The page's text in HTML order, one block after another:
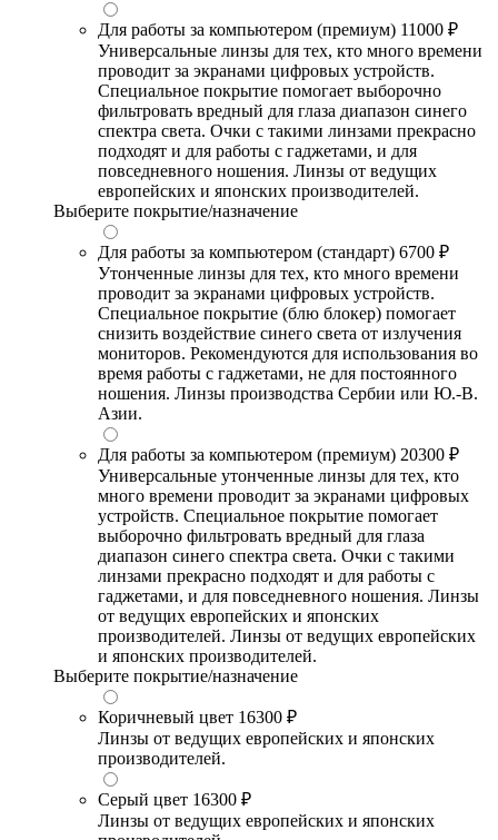
Для работы за компьютером (премиум) 11000 ₽
Универсальные линзы для тех, кто много времени
проводит за экранами цифровых устройств.
Специальное покрытие помогает выборочно
фильтровать вредный для глаза диапазон синего
спектра света. Очки с такими линзами прекрасно
подходят и для работы с гаджетами, и для
повседневного ношения. Линзы от ведущих
европейских и японских производителей.
Выберите покрытие/назначение
Для работы за компьютером (стандарт) 6700 ₽
Утонченные линзы для тех, кто много времени
проводит за экранами цифровых устройств.
Специальное покрытие (блю блокер) помогает
снизить воздействие синего света от излучения
мониторов. Рекомендуются для использования во
время работы с гаджетами, не для постоянного
ношения. Линзы производства Сербии или Ю.-В.
Азии.
Для работы за компьютером (премиум) 20300 ₽
Универсальные утонченные линзы для тех, кто
много времени проводит за экранами цифровых
устройств. Специальное покрытие помогает
выборочно фильтровать вредный для глаза
диапазон синего спектра света. Очки с такими
линзами прекрасно подходят и для работы с
гаджетами, и для повседневного ношения. Линзы
от ведущих европейских и японских
производителей. Линзы от ведущих европейских
и японских производителей.
Выберите покрытие/назначение
Коричневый цвет 16300 ₽
Линзы от ведущих европейских и японских
производителей.
Серый цвет 16300 ₽
Линзы от ведущих европейских и японских